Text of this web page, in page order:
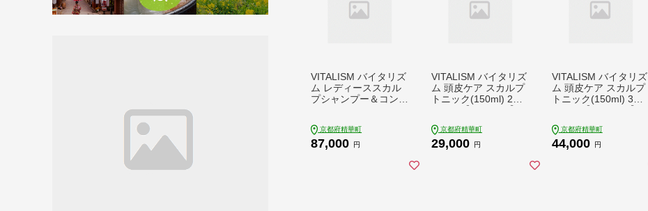
VITALISM バイタリズ
ム レディーススカル
プシャンプー＆コンデ
京都府精華町
87,000 円
VITALISM バイタリズ
ム 頭皮ケア スカルプ
トニック(150ml) 2本
京都府精華町
29,000 円
VITALISM バイタリズ
ム 頭皮ケア スカルプ
トニック(150ml) 3本
京都府精華町
44,000 円